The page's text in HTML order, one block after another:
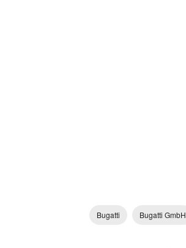
Bugatti Bugatti GmbH